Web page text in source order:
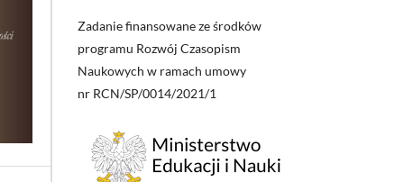
Zadanie finansowane ze środków
programu Rozwój Czasopism
Naukowych w ramach umowy
nr RCN/SP/0014/2021/1